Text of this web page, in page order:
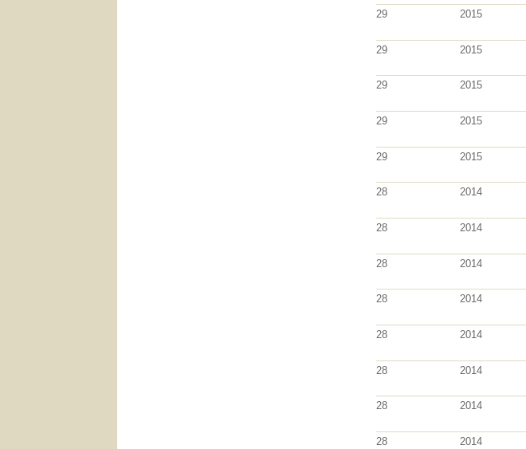
29
2015
29
2015
29
2015
29
2015
29
2015
28
2014
28
2014
28
2014
28
2014
28
2014
28
2014
28
2014
28
2014